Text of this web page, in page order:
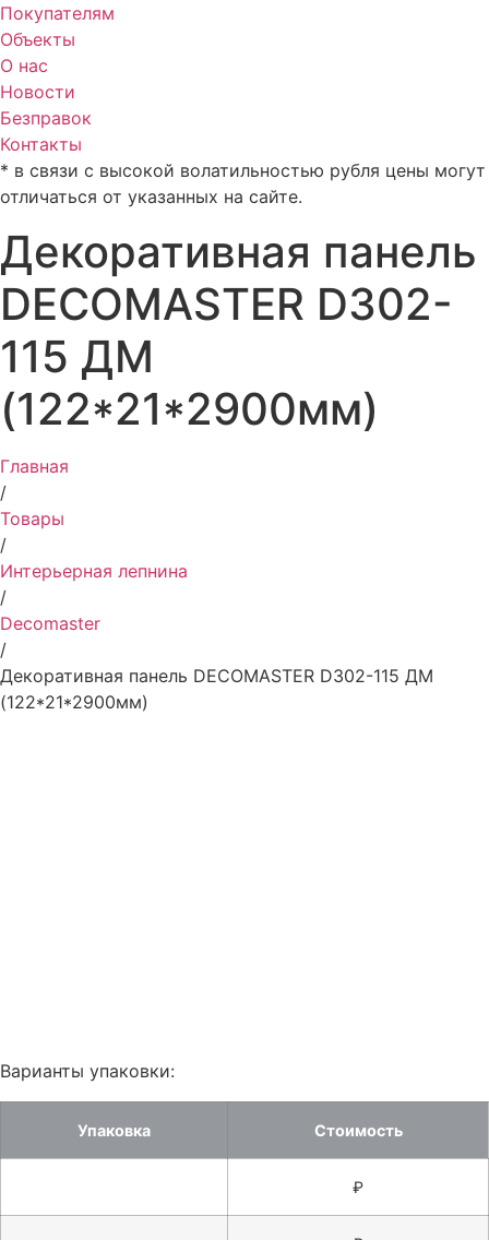
Покупателям
Объекты
О нас
Новости
Безправок
Контакты
* в связи с высокой волатильностью рубля цены могут
отличаться от указанных на сайте.
Декоративная панель
DECOMASTER D302-
115 ДМ
(122*21*2900мм)
Главная
/
Товары
/
Интерьерная лепнина
/
Decomaster
/
Декоративная панель DECOMASTER D302-115 ДМ
(122*21*2900мм)
Варианты упаковки:
Упаковка Стоимость
₽